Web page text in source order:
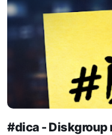
#dica - Diskgroup